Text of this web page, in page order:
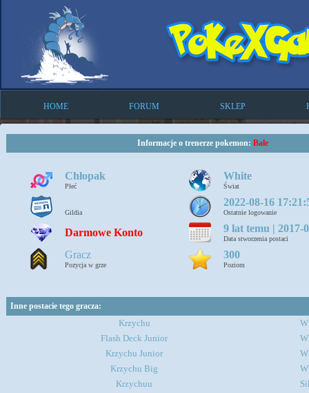
HOME FORUM SKLEP
Informacje o trenerze pokemon: Bale
Chłopak
Płeć
White
Świat
Gildia
2022-08-16
Ostatnie logowanie
Darmowe Konto 9 lat temu | 2017-
Data stworzenia postaci
Gracz
Pozycja w grze
300
Poziom
Inne postacie tego gracza:
Krzychu
Flash Deck Junior
Krzychu Junior
Krzychu Big
Krzychuu